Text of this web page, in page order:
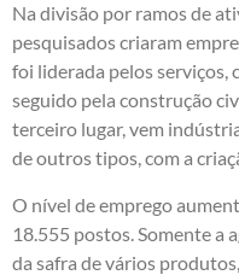
Na divisão por ramos de
pesquisados criaram
foi liderada pelos serviços,
seguido pela construção
terceiro lugar, vem
de outros tipos, com a
O nível de emprego
18.555 postos. Somente a
da safra de vários